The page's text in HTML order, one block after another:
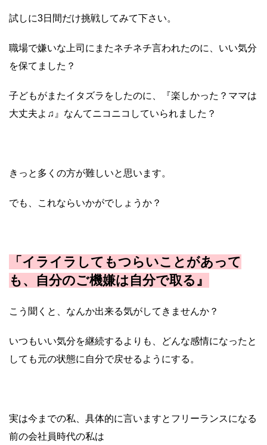
試しに3日間だけ挑戦してみて下さい。
職場で嫌いな上司にまたネチネチ言われたのに、いい気分
を保てました？
子どもがまたイタズラをしたのに、『楽しかった？ママは
大丈夫よ♫』なんてニコニコしていられました？
きっと多くの方が難しいと思います。
でも、これならいかがでしょうか？
「イライラしてもつらいことがあって
も、自分のご機嫌は自分で取る』
こう聞くと、なんか出来る気がしてきませんか？
いつもいい気分を継続するよりも、どんな感情になったと
しても元の状態に自分で戻せるようにする。
実は今までの私、具体的に言いますとフリーランスになる
前の会社員時代の私は